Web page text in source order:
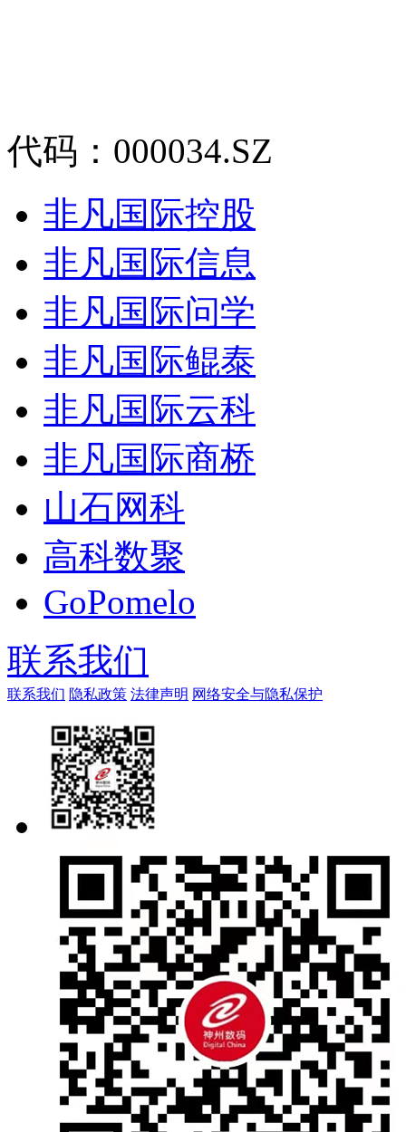
代码：000034.SZ
非凡国际控股
非凡国际信息
非凡国际问学
非凡国际鲲泰
非凡国际云科
非凡国际商桥
山石网科
高科数聚
GoPomelo
联系我们
联系我们 隐私政策 法律声明 网络安全与隐私保护